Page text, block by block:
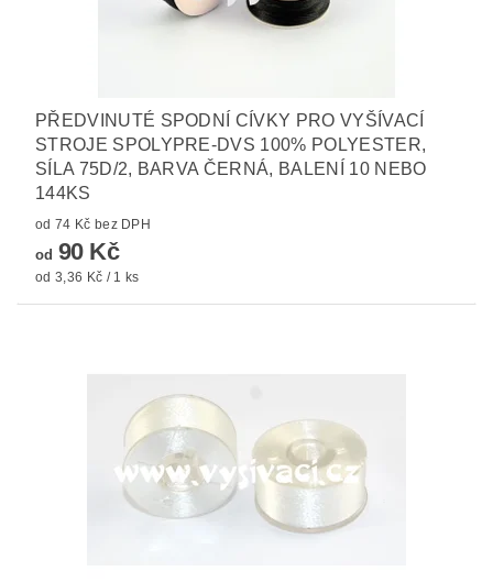
PŘEDVINUTÉ SPODNÍ CÍVKY PRO VYŠÍVACÍ
STROJE SPOLYPRE-DVS 100% POLYESTER,
SÍLA 75D/2, BARVA ČERNÁ, BALENÍ 10 NEBO
144KS
od 74 Kč bez DPH
od 90 Kč
od 3,36 Kč / 1 ks